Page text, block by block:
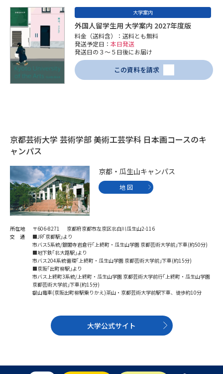
オープンキャンパスなどを調べる
オープンキャンパス検索 実施プログラムから探す
来場型・Web型イベント特集 夢ナビライブ
志望校・出願校を調べる
併願校選び 受験スケジュールを立てよう
先輩が入学を決めた理由
新生活お役立ちガイド
学問発見 学問検索
大学で学びたい学問発見
学問の教科書 夢ナビライブ
大学案内
外国人留学生用 大学案内 2027年度版
料金（送料含）：送料とも無料
発送予定日： 本日発送
発送日の３～５日後にお届け
この資料を請求
京都芸術大学 芸術学部 美術工芸学科 日本画コースのキ
ャンパス
京都・瓜生山キャンパス
地 図
所在地
〒606-8271 京都府京都市左京区北白川瓜生山2-116
交 通
■JR｢京都駅｣より
市バス5系統/銀閣寺岩倉行｢上終町・瓜生山学園 京都芸術大学前｣下車(約50分)
■地下鉄｢北大路駅｣より
市バス204系統循環｢上終町・瓜生山学園 京都芸術大学前｣下車(約15分)
■京阪｢出町柳駅｣より
市バス上終町3系統/上終町・瓜生山学園 京都芸術大学前行｢上終町・瓜生山学園
京都芸術大学前｣下車(約15分)
叡山電車(京阪出町柳駅乗りかえ)茶山・京都芸術大学前駅下車、徒歩約10分
大学公式サイト